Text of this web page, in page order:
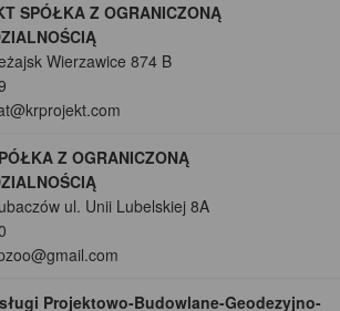
SPÓŁKA Z OGRANICZONĄ
Wierzawice 874 B
Z OGRANICZONĄ
ul. Unii Lubelskiej 8A
Projektowo-Budowlane-Geodezyjno-